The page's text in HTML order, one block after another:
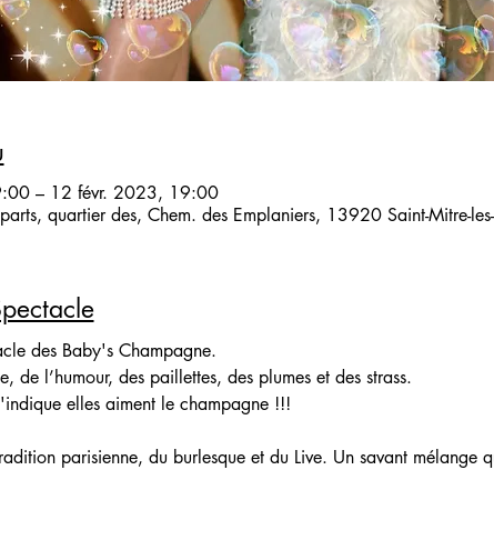
– 12 févr. 2023, 19:00
quartier des, Chem. des Emplaniers, 13920 Saint-Mitre-
des Baby's Champagne.
de l’humour, des paillettes, des plumes et des strass.
elles aiment le champagne !!!
parisienne, du burlesque et du Live. Un savant mélange